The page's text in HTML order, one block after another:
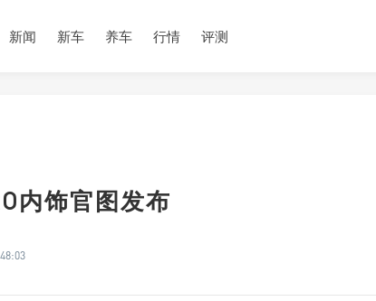
新闻 新车 养车 行情 评测
内饰官图发布